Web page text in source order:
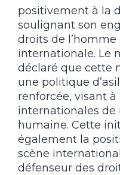
positivement à la
soulignant son
droits de
internationale. Le
déclaré que cette
une politique
renforcée, visant
internationales de
humaine. Cette
également la
scène
défenseur des